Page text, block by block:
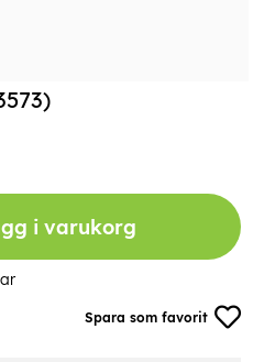
Spara som favorit
i varukorg